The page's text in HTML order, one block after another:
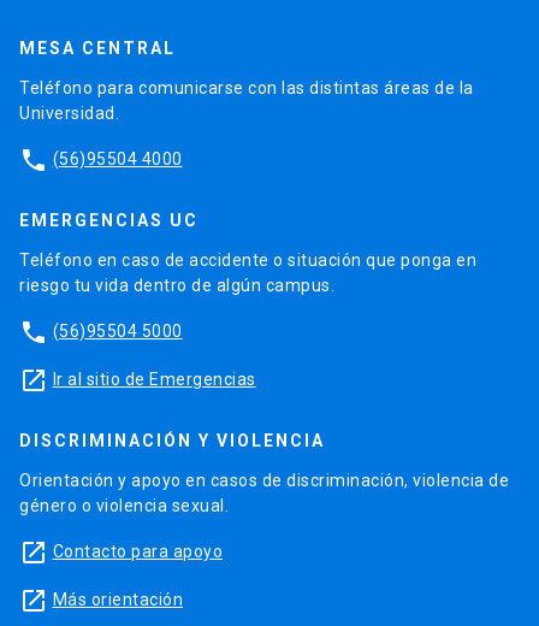
MESA CENTRAL
Teléfono para comunicarse con las distintas áreas de la
Universidad.
phone (56)95504 4000
EMERGENCIAS UC
Teléfono en caso de accidente o situación que ponga en
riesgo tu vida dentro de algún campus.
phone (56)95504 5000
launch Ir al sitio de Emergencias
DISCRIMINACIÓN Y VIOLENCIA
Orientación y apoyo en casos de discriminación, violencia de
género o violencia sexual.
launch Contacto para apoyo
launch Más orientación